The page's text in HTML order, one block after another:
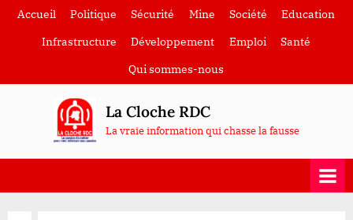
SkipAccueil Politique Sécurité Mine Société
Education
Infrastructure
Développement Emploi
Santé
Qui sommes-nous
La Cloche RDC
La vraie information qui chasse la fausse